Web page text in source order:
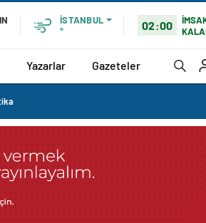
İSTANBUL
°
02:00
Yazarlar Gazeteler